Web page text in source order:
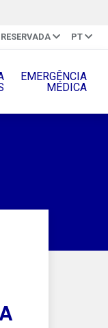
PT
EMERGÊNCIA
MÉDICA